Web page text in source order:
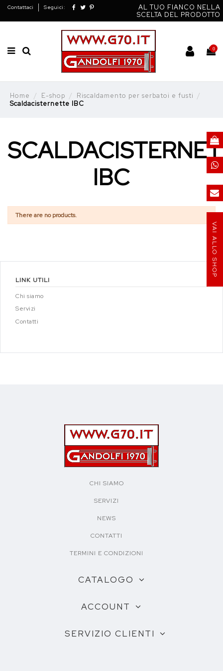
Contattaci Seguici:
AL TUO FIANCO NELLA
SCELTA DEL PRODOTTO
0
Home E-shop
Riscaldamento per serbatoi e fusti
Scaldacisternette IBC
IBC
There are no products.
LINK UTILI
Chi siamo
Servizi
Contatti
CHI SIAMO
SERVIZI
NEWS
CONTATTI
TERMINI E CONDIZIONI
CATALOGO
ACCOUNT
SERVIZIO CLIENTI
VAI ALLO SHOP